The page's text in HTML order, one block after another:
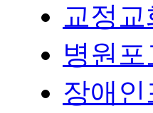
교정
병원포
장애인